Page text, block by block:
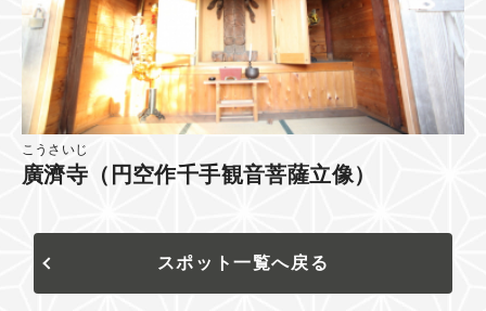
こうさいじ
廣濟寺（円空作千手観音菩薩立像）
スポット一覧へ戻る